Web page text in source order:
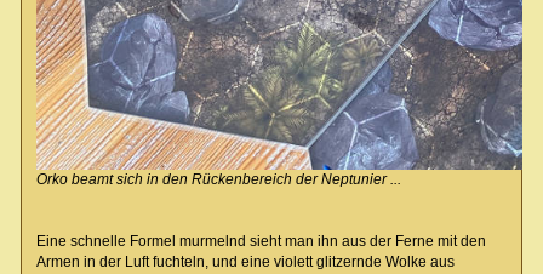
Orko beamt sich in den Rückenbereich der Neptunier ...
Eine schnelle Formel murmelnd sieht man ihn aus der Ferne mit den
Armen in der Luft fuchteln, und eine violett glitzernde Wolke aus